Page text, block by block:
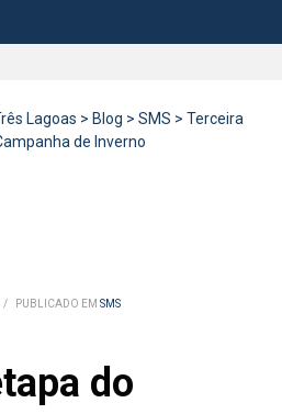
Lagoas > Blog > SMS > Terceira
de Inverno
/ PUBLICADO EM SMS
do